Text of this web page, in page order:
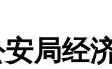
局经